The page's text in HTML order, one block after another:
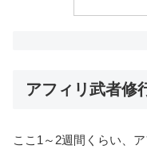
アフィリ武者修
ここ1～2週間くらい、